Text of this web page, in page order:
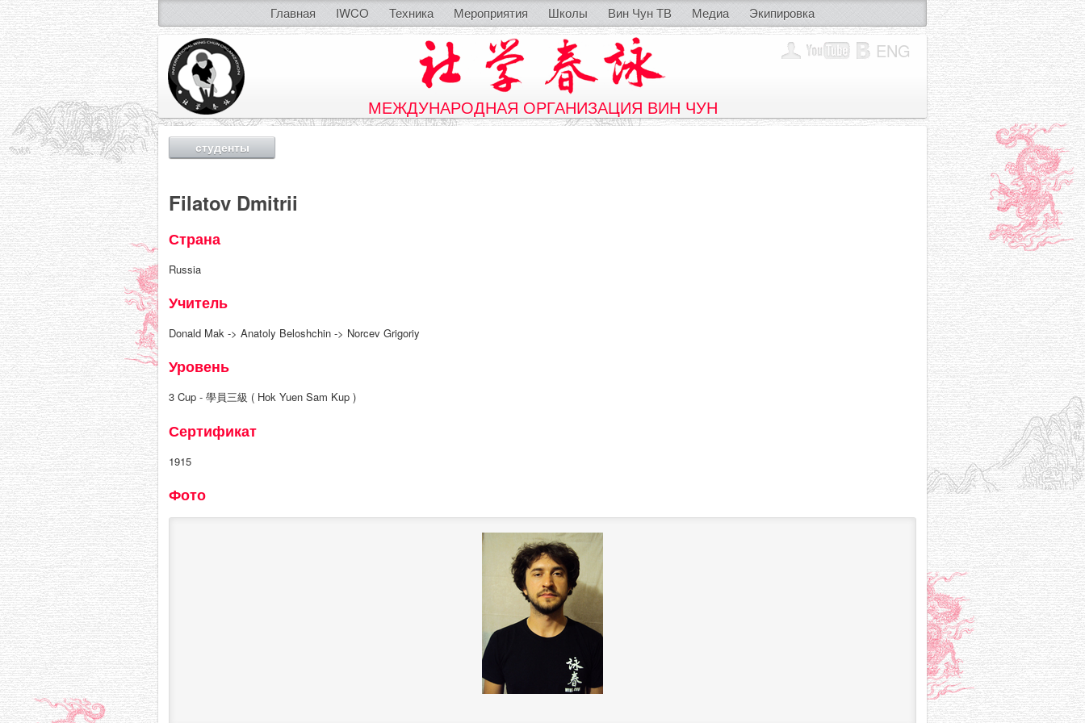
Главная IWCO Техника Мероприятия Школы Вин Чун ТВ Медиа Экипировка
ENG
МЕЖДУНАРОДНАЯ ОРГАНИЗАЦИЯ ВИН ЧУН
студенты
Filatov Dmitrii
Страна
Russia
Учитель
Donald Mak -> Anatoly Beloshchin -> Norcev Grigoriy
Уровень
3 Cup - 學員三級 ( Hok Yuen Sam Kup )
Сертификат
1915
Фото